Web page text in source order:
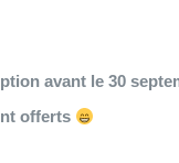
avant le 30
offerts